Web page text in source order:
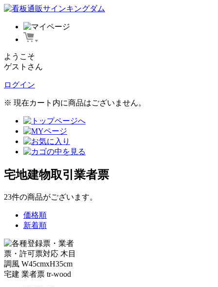
ようこそ
ゲストさん
ログイン
※ 現在カート内に商品はございません。
宅地建物取引業者票
23件の商品がございます。
価格順
新着順